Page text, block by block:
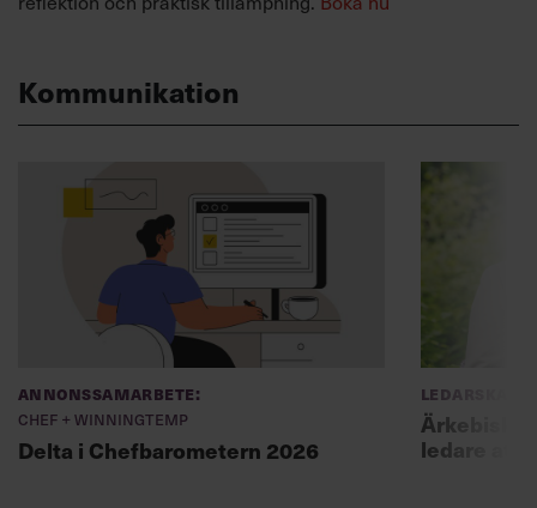
Kommunikation
Annonssamarbete:
Chef + Winningtemp
Delta i Chefbarometern 2026
Ledarskap
ledare att